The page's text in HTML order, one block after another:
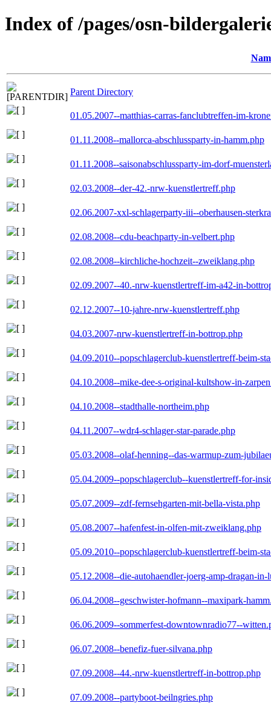
Index of /pages/osn-
Parent Directory
01.05.2007--matthias-carras-fanclubtreffen-im-
01.11.2008--mallorca-abschlussparty-in-hamm.php
01.11.2008--saisonabschlussparty-im-dorf-
02.03.2008--der-42.-nrw-kuenstlertreff.php
02.06.2007-xxl-schlagerparty-iii--oberhausen-
02.08.2008--cdu-beachparty-in-velbert.php
02.08.2008--kirchliche-hochzeit--zweiklang.php
02.09.2007--40.-nrw-kuenstlertreff-im-a42-in-
02.12.2007--10-jahre-nrw-kuenstlertreff.php
04.03.2007-nrw-kuenstlertreff-in-bottrop.php
04.09.2010--popschlagerclub-kuenstlertreff-beim-
04.10.2008--mike-dee-s-original-kultshow-in-
04.10.2008--stadthalle-northeim.php
04.11.2007--wdr4-schlager-star-parade.php
05.03.2008--olaf-henning--das-warmup-zum-
05.04.2009--popschlagerclub--kuenstlertreff-for-
05.07.2009--zdf-fernsehgarten-mit-bella-vista.php
05.08.2007--hafenfest-in-olfen-mit-zweiklang.php
05.09.2010--popschlagerclub-kuenstlertreff-beim-
05.12.2008--die-autohaendler-joerg-amp-dragan-in-
06.04.2008--geschwister-hofmann--maxipark-
06.06.2009--sommerfest-downtownradio77--
06.07.2008--benefiz-fuer-silvana.php
07.09.2008--44.-nrw-kuenstlertreff-in-bottrop.php
07.09.2008--partyboot-beilngries.php